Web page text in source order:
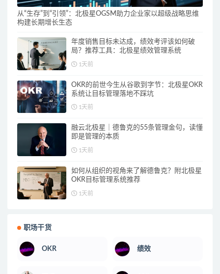
从“生存”到“引领”：北极星OGSM助力企业家以超级战略思维
构建长期增长生态
年度销售目标未达成，绩效考评该如何破
局？推荐工具：北极星绩效管理系统
1天前
OKR的前世今生从谷歌到字节：北极星OKR
系统让目标管理落地不踩坑
1天前
融云北极星｜德鲁克的55条管理金句，读懂
即是管理的本质
1天前
如何从组织的视角来了解德鲁克？附北极星
OKR目标管理系统推荐
1天前
职场干货
OKR 绩效